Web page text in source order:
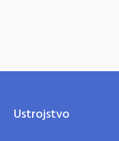
Ustrojstvo